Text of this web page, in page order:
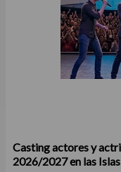
Casting actores y
2026/2027 en las